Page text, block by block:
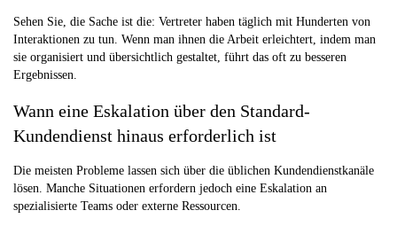
Sehen Sie, die Sache ist die: Vertreter haben täglich mit Hunderten von
Interaktionen zu tun. Wenn man ihnen die Arbeit erleichtert, indem man
sie organisiert und übersichtlich gestaltet, führt das oft zu besseren
Ergebnissen.
Wann eine Eskalation über den Standard-
Kundendienst hinaus erforderlich ist
Die meisten Probleme lassen sich über die üblichen Kundendienstkanäle
lösen. Manche Situationen erfordern jedoch eine Eskalation an
spezialisierte Teams oder externe Ressourcen.